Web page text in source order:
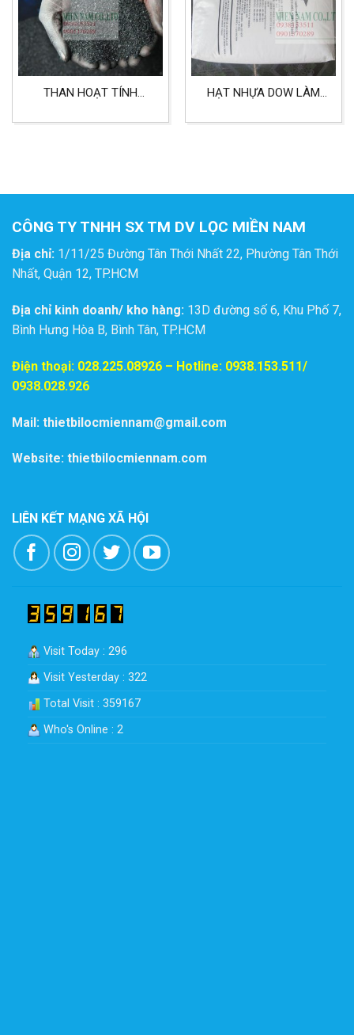
THAN HOẠT TÍNH
LỌC NƯỚC SINH HOẠT,
HẠT NHỰA DOW LÀM
NƯỚC SẢN XUẤT
CÔNG TY TNHH SX TM DV LỌC MIỀN NAM
Địa chỉ: 1/11/25 Đường Tân Thới Nhất 22, Phường Tân Thới
Nhất, Quận 12, TP.HCM
Địa chỉ kinh doanh/ kho hàng: 13D đường số 6, Khu Phố 7,
Bình Hưng Hòa B, Bình Tân, TP.HCM
Điện thoại: 028.225.08926 – Hotline: 0938.153.511/
0938.028.926
Mail: thietbilocmiennam@gmail.com
Website: thietbilocmiennam.com
LIÊN KẾT MẠNG XÃ HỘI
Visit Today : 296
Visit Yesterday : 322
Total Visit : 359167
Who's Online : 2